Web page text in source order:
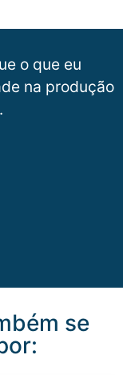
o que eu
na produção
se